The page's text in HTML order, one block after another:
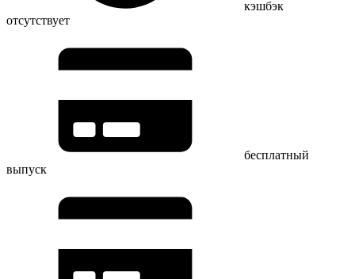
кэшбэк
отсутствует
бесплатный
выпуск